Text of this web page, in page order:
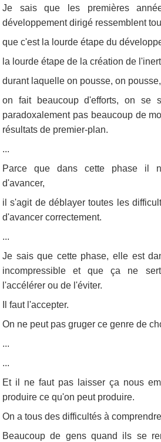
Je sais que les premières
développement dirigé ressemblent
que c'est la lourde étape du
la lourde étape de la création de
durant laquelle on pousse, on pousse,
on fait beaucoup d'efforts, on se
paradoxalement pas beaucoup de
résultats de premier-plan.
...
Parce que dans cette phase il
d'avancer,
il s'agit de déblayer toutes les
d'avancer correctement.
...
Je sais que cette phase, elle est
incompressible et que ça ne
l'accélérer ou de l'éviter.
Il faut l'accepter.
On ne peut pas gruger ce genre de
...
...
Et il ne faut pas laisser ça nous
produire ce qu'on peut produire.
On a tous des difficultés à
Beaucoup de gens quand ils se